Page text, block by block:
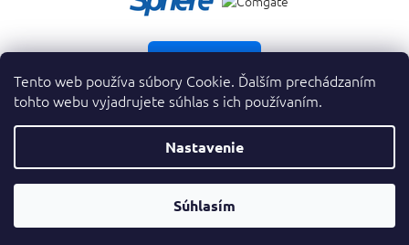
Tento web používa súbory Cookie. Ďalším prechádzaním
tohto webu vyjadrujete súhlas s ich používaním.
Nastavenie
Súhlasím
Vytvoril Shoptet Premium
Copyright 2026krasnevone.sk. Všetky práva vyhradené.
Prevodník
Parfumov